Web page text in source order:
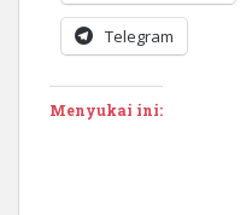
Telegram
Menyukai ini: